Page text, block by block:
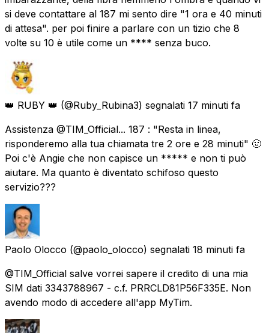
si deve contattare al 187 mi sento dire "1 ora e 40 minuti
di attesa". per poi finire a parlare con un tizio che 8
volte su 10 è utile come un **** senza buco.
👑 RUBY 👑 (@Ruby_Rubina3) segnalati 17 minuti fa
Assistenza @TIM_Official... 187 : "Resta in linea,
risponderemo alla tua chiamata tre 2 ore e 28 minuti" 🤢
Poi c'è Angie che non capisce un ***** e non ti può
aiutare. Ma quanto è diventato schifoso questo
servizio???
Paolo Olocco (@paolo_olocco) segnalati 18 minuti fa
@TIM_Official salve vorrei sapere il credito di una mia
SIM dati 3343788967 - c.f. PRRCLD81P56F335E. Non
avendo modo di accedere all'app MyTim.